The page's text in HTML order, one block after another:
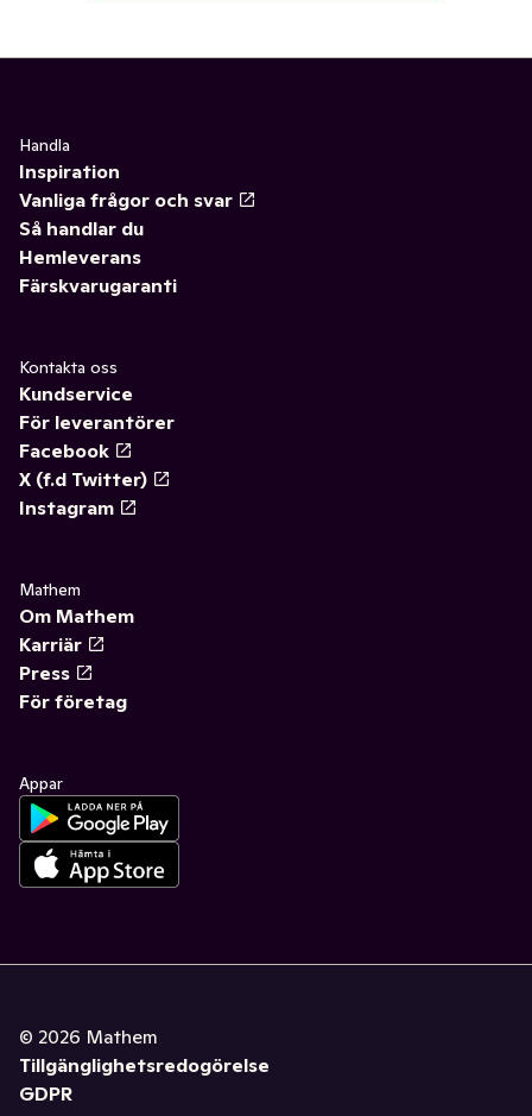
Handla
Inspiration
Vanliga frågor och svar
Så handlar du
Hemleverans
Färskvarugaranti
Kontakta oss
Kundservice
För leverantörer
Facebook
X (f.d Twitter)
Instagram
Mathem
Om Mathem
Karriär
Press
För företag
Appar
© 2026 Mathem
Tillgänglighetsredogörelse
GDPR